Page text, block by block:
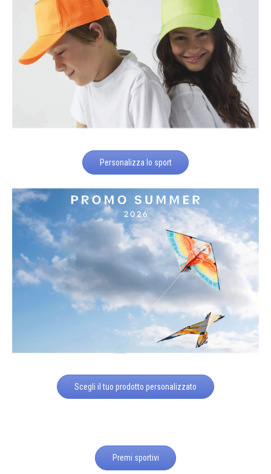
Personalizza lo sport
Scegli il tuo prodotto personalizzato
Premi sportivi